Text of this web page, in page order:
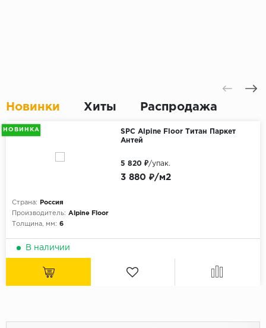
Новинки Хиты Распродажа
НОВИНКА
SPC Alpine Floor Титан Паркет
Антей
Страна:
Россия
Производитель: Alpine Floor
Толщина, мм: 6
3 880 ₽/м2
5 820 ₽/упак.
В наличии